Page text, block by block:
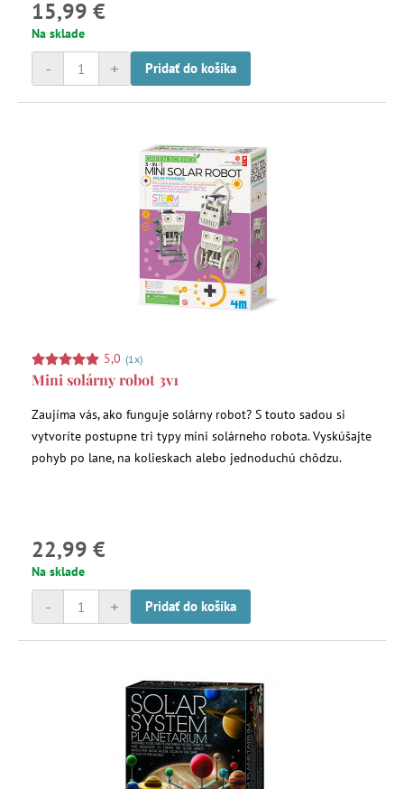
poteší všetkých malých budúcich vedcov!
15,99 €
Na sklade
+
- Pridať do košíka
5,0 (1x)
Mini solárny robot 3v1
Zaujíma vás, ako funguje solárny robot? S touto sadou si
vytvoríte postupne tri typy mini solárneho robota. Vyskúšajte
pohyb po lane, na kolieskach alebo jednoduchú chôdzu.
22,99 €
Na sklade
+
- Pridať do košíka